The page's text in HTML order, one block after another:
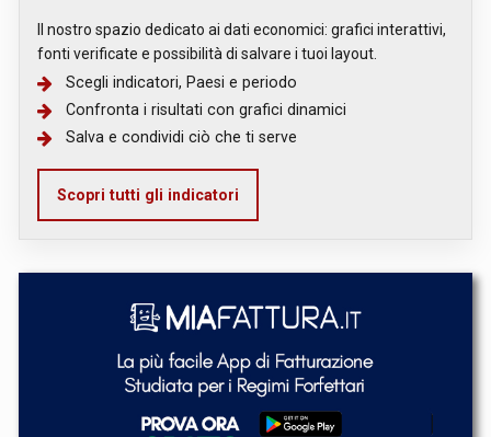
Il nostro spazio dedicato ai dati economici: grafici interattivi,
fonti verificate e possibilità di salvare i tuoi layout.
Scegli indicatori, Paesi e periodo
Confronta i risultati con grafici dinamici
Salva e condividi ciò che ti serve
Scopri tutti gli indicatori